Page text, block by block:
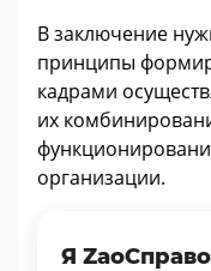
В заключение
принципы
кадрами
их
организации.
Я